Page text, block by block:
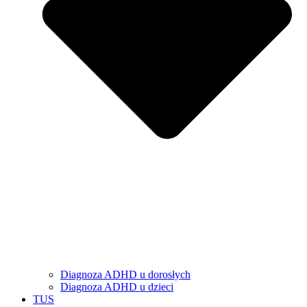
Diagnoza ADHD u dorosłych
Diagnoza ADHD u dzieci
TUS